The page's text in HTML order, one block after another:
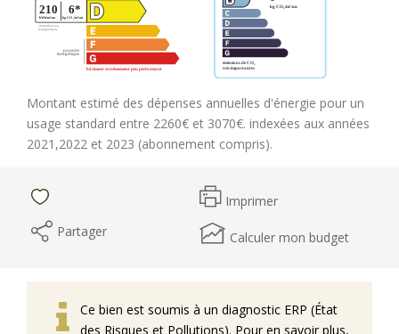
Montant estimé des dépenses annuelles d'énergie pour un
usage standard entre 2260€ et 3070€. indexées aux années
2021,2022 et 2023 (abonnement compris).
Imprimer
Partager
Calculer mon budget
Ce bien est soumis à un diagnostic ERP (État
des Risques et Pollutions). Pour en savoir plus,